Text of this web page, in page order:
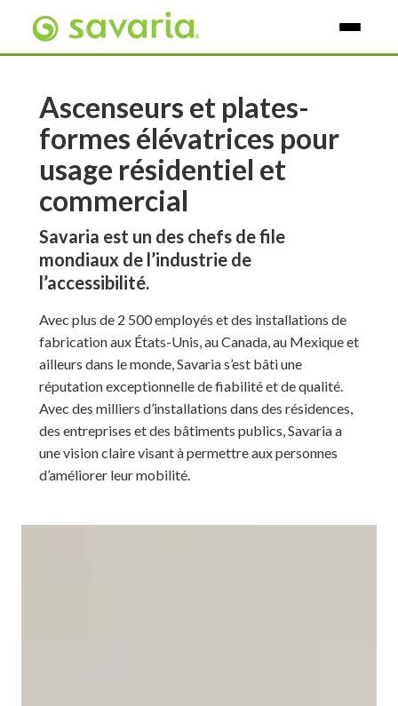
Ascenseurs et plates-
formes élévatrices pour
usage résidentiel et
commercial
Savaria est un des chefs de file
mondiaux de l’industrie de
l’accessibilité.
Avec plus de 2 500 employés et des installations de
fabrication aux États-Unis, au Canada, au Mexique et
ailleurs dans le monde, Savaria s’est bâti une
réputation exceptionnelle de fiabilité et de qualité.
Avec des milliers d’installations dans des résidences,
des entreprises et des bâtiments publics, Savaria a
une vision claire visant à permettre aux personnes
d’améliorer leur mobilité.